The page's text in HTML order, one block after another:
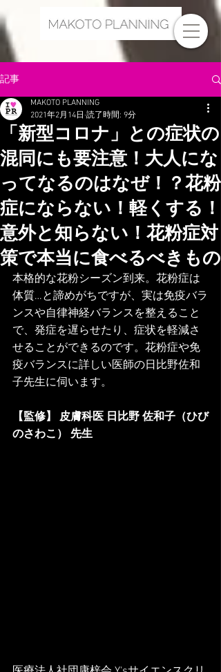
記事
「新型コロナ」との症状の
混同にも要注意！大人にな
ってなるのはなぜ！？花粉
症にならない！軽くする！
意外と知らない！花粉症対
策で本当に食べるべきもの
MAKOTO PLANNING
2021年2月14日 読了時間: 9分
本格的な花粉シーズン到来。花粉症は
体質…と諦めがちですが、実は免疫バラ
ンスや自律神経バランスを整えること
で、発症を遅らせたり、症状を軽減さ
せることができるのです。花粉症や免
疫バランスに詳しい医師の日比野佐和
子先生に伺います。
【監修】 皮膚科医 日比野 佐和子（ひび
のさわこ） 先生